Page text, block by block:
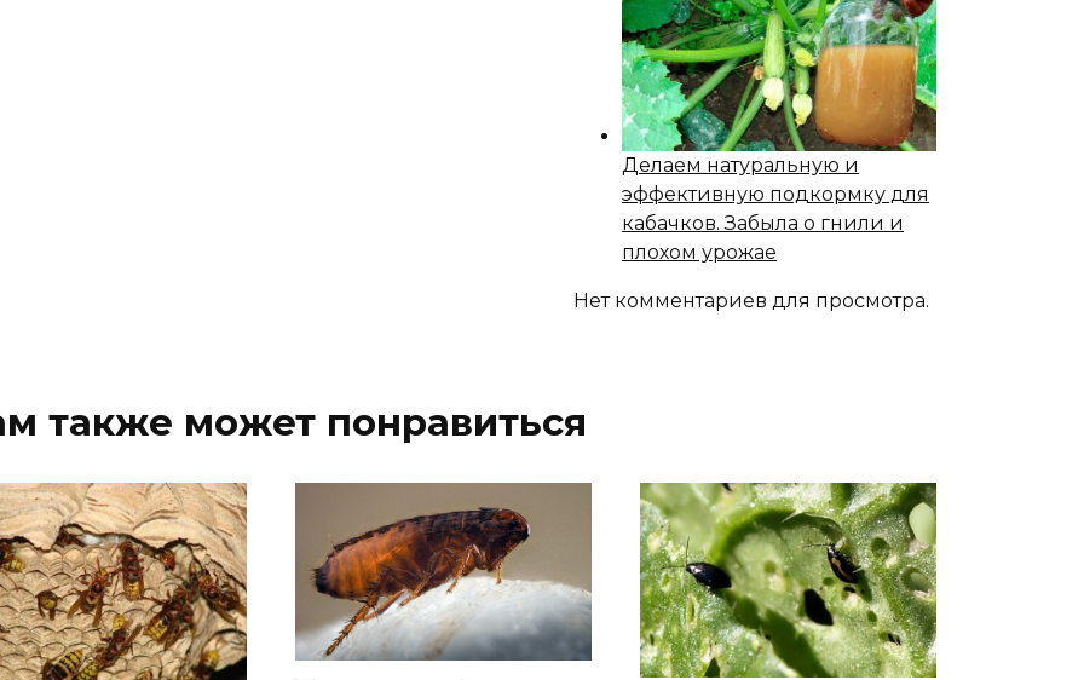
Делаем натуральную и
эффективную подкормку для
кабачков. Забыла о гнили и
плохом урожае
Нет комментариев для просмотра.
также может понравиться